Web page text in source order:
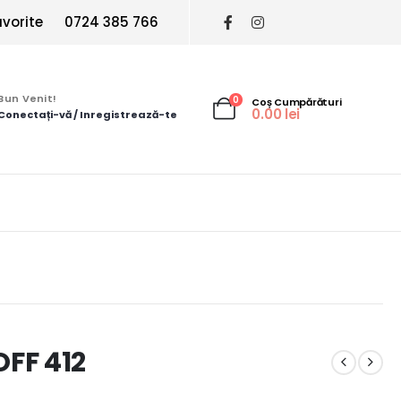
0724 385 766
Venit!
vă / Inregistrează-te
0 Coș Cumpărături
0.00 lei
412